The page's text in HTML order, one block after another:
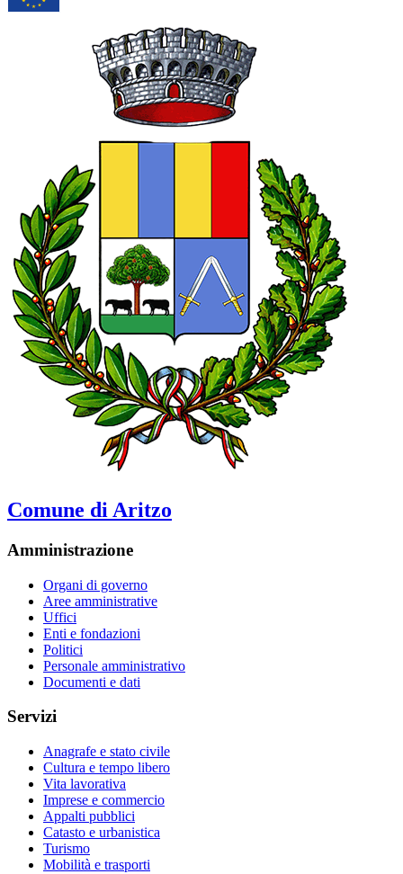
Comune di Aritzo
Amministrazione
Organi di governo
Aree amministrative
Uffici
Enti e fondazioni
Politici
Personale amministrativo
Documenti e dati
Servizi
Anagrafe e stato civile
Cultura e tempo libero
Vita lavorativa
Imprese e commercio
Appalti pubblici
Catasto e urbanistica
Turismo
Mobilità e trasporti